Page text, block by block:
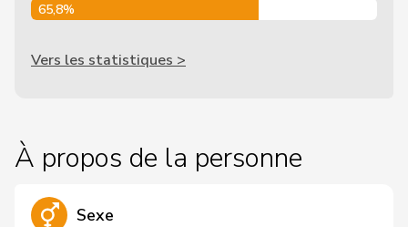
65,8%
Vers les statistiques >
À propos de la personne
Sexe